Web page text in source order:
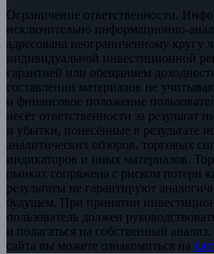
Ограничение ответственности.
исключительно информационно-
адресована неограниченному кругу
индивидуальной инвестиционной
гарантией или обещанием
составлении материалов не
и финансовое положение
несёт ответственности за
и убытки, понесённые в результате
аналитических обзоров, торговых
индикаторов и иных материалов.
рынках сопряжена с риском потери
результаты не гарантируют
будущем. При принятии
пользователь должен
и полагаться на собственный
сайта вы можете ознакомиться на